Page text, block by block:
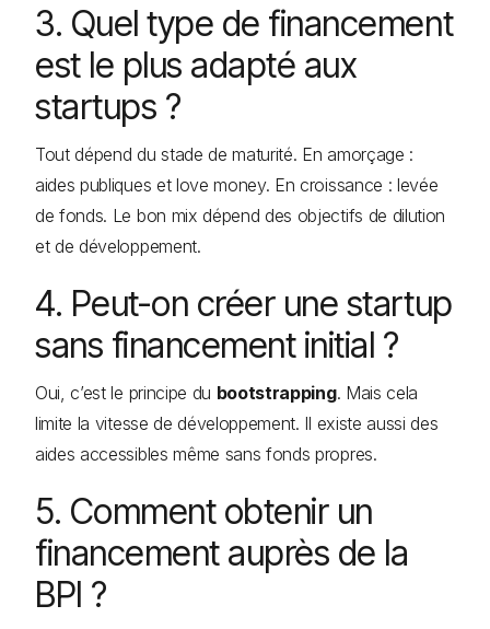
3. Quel type de financement
est le plus adapté aux
startups ?
Tout dépend du stade de maturité. En amorçage :
aides publiques et love money. En croissance : levée
de fonds. Le bon mix dépend des objectifs de dilution
et de développement.
4. Peut-on créer une startup
sans financement initial ?
Oui, c’est le principe du bootstrapping. Mais cela
limite la vitesse de développement. Il existe aussi des
aides accessibles même sans fonds propres.
5. Comment obtenir un
financement auprès de la
BPI ?